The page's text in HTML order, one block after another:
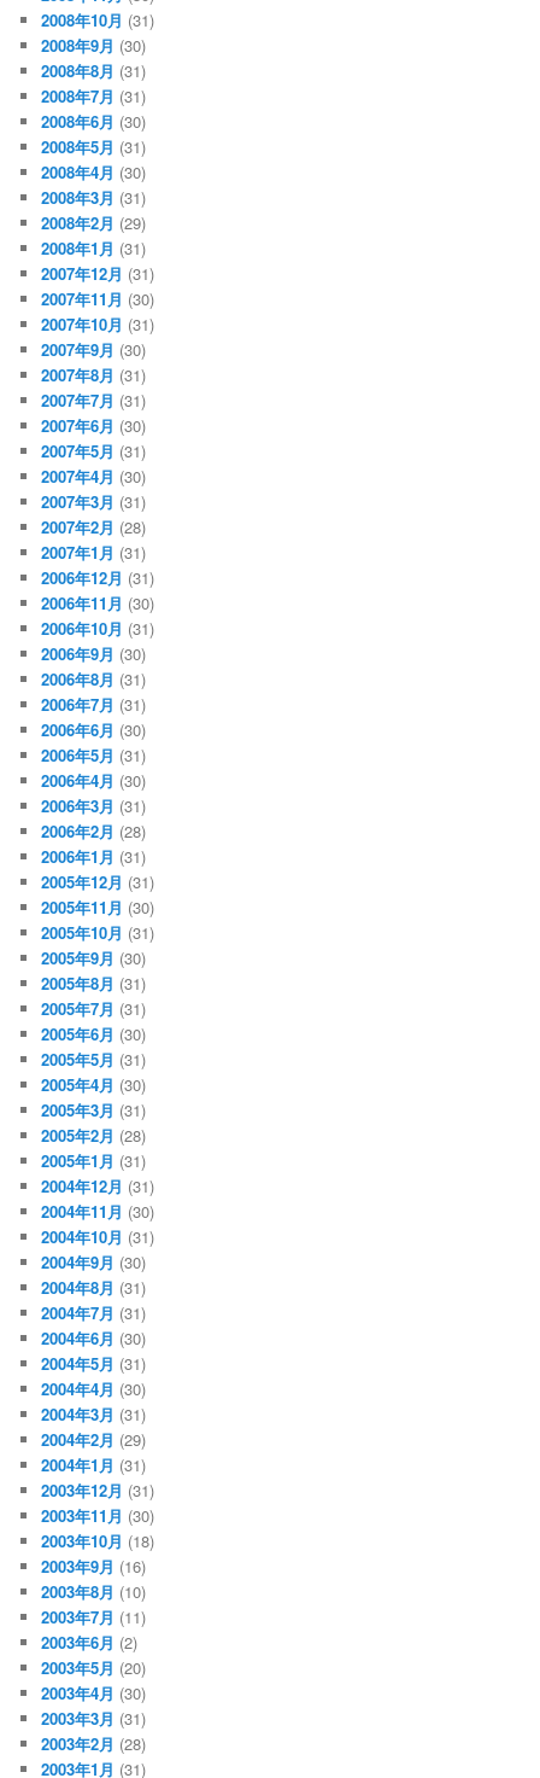
2008年10月 (31)
2008年9月 (30)
2008年8月 (31)
2008年7月 (31)
2008年6月 (30)
2008年5月 (31)
2008年4月 (30)
2008年3月 (31)
2008年2月 (29)
2008年1月 (31)
2007年12月 (31)
2007年11月 (30)
2007年10月 (31)
2007年9月 (30)
2007年8月 (31)
2007年7月 (31)
2007年6月 (30)
2007年5月 (31)
2007年4月 (30)
2007年3月 (31)
2007年2月 (28)
2007年1月 (31)
2006年12月 (31)
2006年11月 (30)
2006年10月 (31)
2006年9月 (30)
2006年8月 (31)
2006年7月 (31)
2006年6月 (30)
2006年5月 (31)
2006年4月 (30)
2006年3月 (31)
2006年2月 (28)
2006年1月 (31)
2005年12月 (31)
2005年11月 (30)
2005年10月 (31)
2005年9月 (30)
2005年8月 (31)
2005年7月 (31)
2005年6月 (30)
2005年5月 (31)
2005年4月 (30)
2005年3月 (31)
2005年2月 (28)
2005年1月 (31)
2004年12月 (31)
2004年11月 (30)
2004年10月 (31)
2004年9月 (30)
2004年8月 (31)
2004年7月 (31)
2004年6月 (30)
2004年5月 (31)
2004年4月 (30)
2004年3月 (31)
2004年2月 (29)
2004年1月 (31)
2003年12月 (31)
2003年11月 (30)
2003年10月 (18)
2003年9月 (16)
2003年8月 (10)
2003年7月 (11)
2003年6月 (2)
2003年5月 (20)
2003年4月 (30)
2003年3月 (31)
2003年2月 (28)
2003年1月 (31)